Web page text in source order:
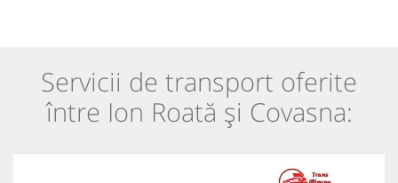
Servicii de transport oferite
între Ion Roată și Covasna: